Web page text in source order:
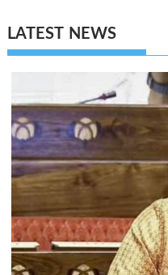
LATEST NEWS